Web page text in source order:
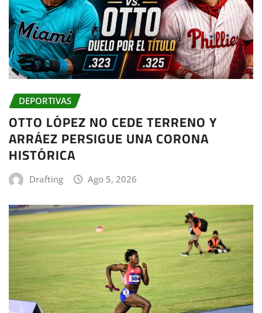
DEPORTIVAS
OTTO LÓPEZ NO CEDE TERRENO Y
ARRÁEZ PERSIGUE UNA CORONA
HISTÓRICA
Drafting Ago 5, 2026